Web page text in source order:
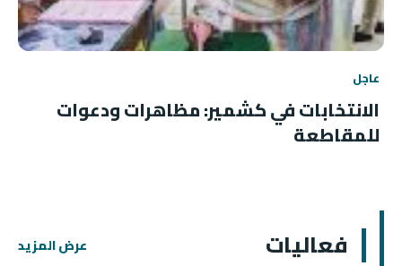
عاجل
الانتخابات في كشمير: مظاهرات ودعوات
للمقاطعة
فعاليات عرض المزيد